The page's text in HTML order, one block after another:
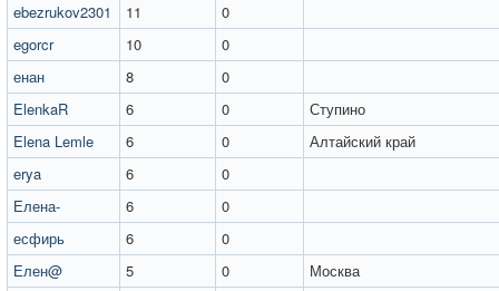
ebezrukov2301
11
0
egorcr
10
0
енан
8
0
ElenkaR
6 0
Ступино
Elena Lemle
6 0
Алтайский край
erya
6
0
Елена-
6
0
есфирь
6
0
Елен@
5 0
Москва